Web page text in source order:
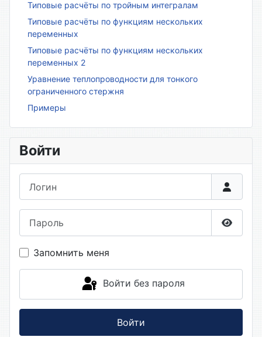
Типовые расчёты по тройным интегралам
Типовые расчёты по функциям нескольких
переменных
Типовые расчёты по функциям нескольких
переменных 2
Уравнение теплопроводности для тонкого
ограниченного стержня
Примеры
Войти
Запомнить меня
Войти без пароля
Войти